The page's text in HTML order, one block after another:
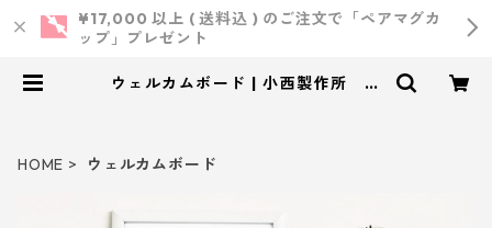
¥17,000 以上 ( 送料込 ) のご注文で「ペアマグカ
ップ」プレゼント
ウェルカムボード | 小西製作所 ｜
HOME ウェルカムボード